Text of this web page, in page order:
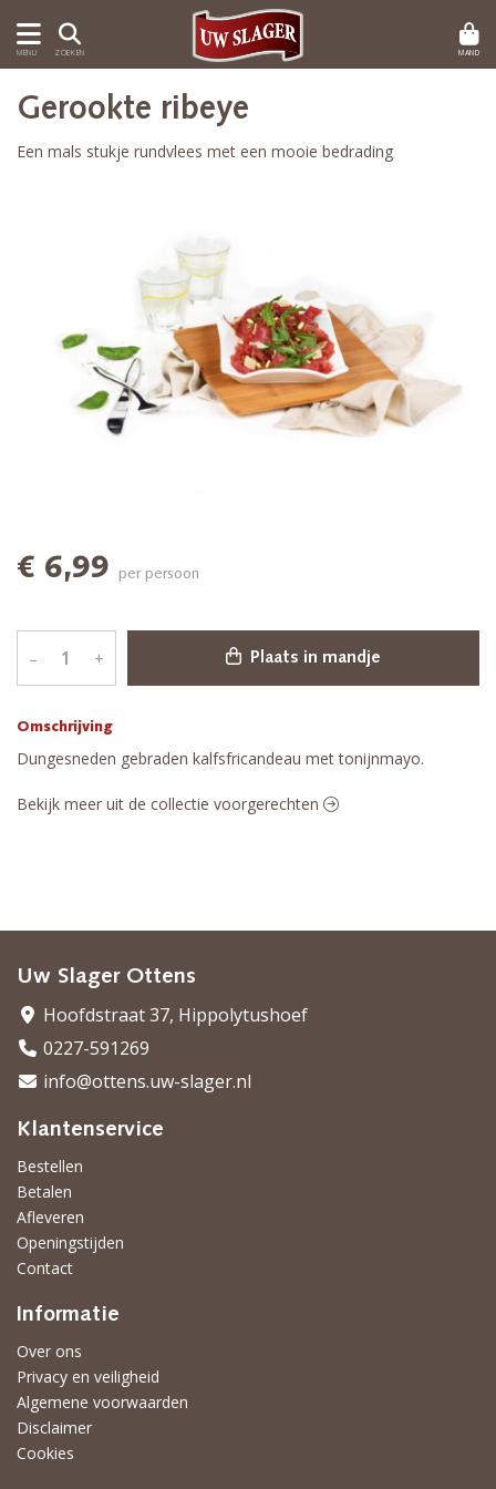
MENU ZOEKEN MAND
Omschrijving
Dungesneden gebraden kalfsfricandeau met tonijnmayo.
Gerookte ribeye
Een mals stukje rundvlees met een mooie bedrading
€ 6,99 per persoon
– + Plaats in mandje
Bekijk meer uit de collectie voorgerechten
Uw Slager Ottens
Hoofdstraat 37, Hippolytushoef
0227-591269
info@ottens.uw-slager.nl
Klantenservice
Bestellen
Betalen
Afleveren
Openingstijden
Contact
Informatie
Over ons
Privacy en veiligheid
Algemene voorwaarden
Disclaimer
Cookies